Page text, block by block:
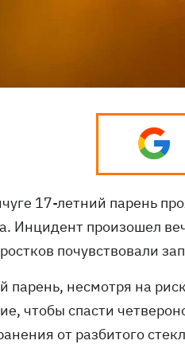
17-летний парень
Инцидент произошел
почувствовали
парень, несмотря на
чтобы спасти
от разбитого